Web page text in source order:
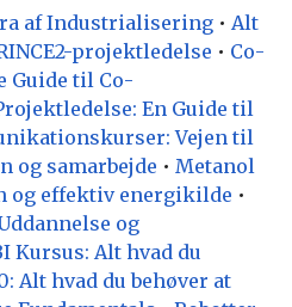
af Industrialisering • Alt
projektledelse • Co-
Guide til Co-
En Guide til
Vejen til
og samarbejde • Metanol
og effektiv energikilde •
og
Kursus: Alt hvad du
Alt hvad du behøver at